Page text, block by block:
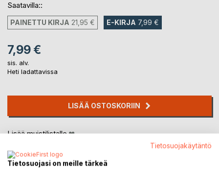
Saatavilla::
PAINETTU KIRJA 21,95 € E-KIRJA 7,99 €
7,99 €
sis. alv.
Heti ladattavissa
LISÄÄ OSTOSKORIIN
Lisää muistilistalle
Tietosuojakäytäntö
Tietosuojasi on meille tärkeä